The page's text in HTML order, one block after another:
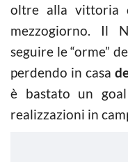
oltre alla vittoria
mezzogiorno. Il
seguire le “orme”
perdendo in casa
è bastato un
realizzazioni in